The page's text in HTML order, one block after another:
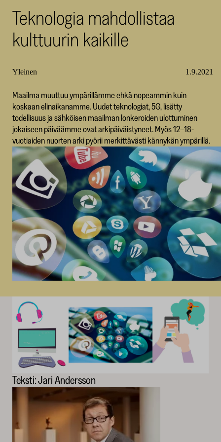
SKR
Teknologia mahdollistaa
kulttuurin kaikille
Yleinen 1.9.2021
Maailma muuttuu ympärillämme ehkä nopeammin kuin
koskaan elinaikanamme. Uudet teknologiat, 5G, lisätty
todellisuus ja sähköisen maailman lonkeroiden ulottuminen
jokaiseen päiväämme ovat arkipäiväistyneet. Myös 12–18-
vuotiaiden nuorten arki pyörii merkittävästi kännykän ympärillä.
Teksti: Jari Andersson